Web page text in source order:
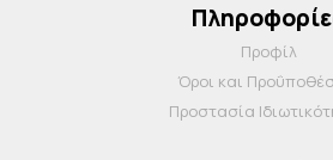
Προφίλ
Όροι και
Προστασία